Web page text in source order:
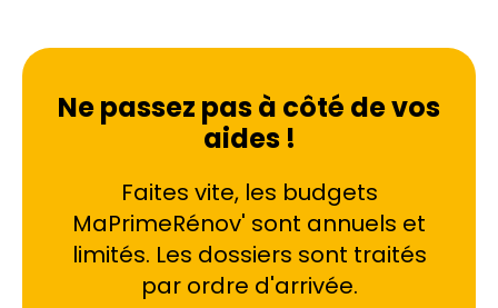
propriétaires étampois. Contrairement aux
travaux au coup par coup, cette approche
holistique permet de traiter l'ensemble des
seule intervention. Il s'agit de coordonner
l'isolation, le changement de système de
chauffage, l'installation de ventilation
performante et parfois l'intégration d'énergies
renouvelables. L'objectif est clair : transformer une
Ne passez pas à côté de vos
aides !
Faites vite, les budgets
MaPrimeRénov' sont annuels et
limités. Les dossiers sont traités
par ordre d'arrivée.